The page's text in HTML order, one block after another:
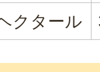
クタール